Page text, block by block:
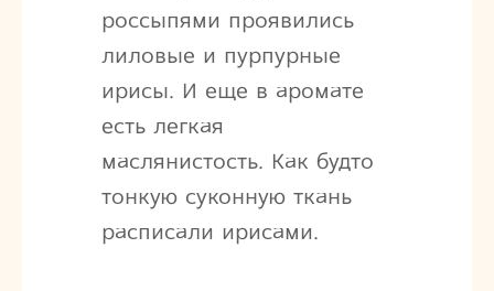
россыпями проявились
лиловые и пурпурные
ирисы. И еще в аромате
есть легкая
маслянистость. Как будто
тонкую суконную ткань
расписали ирисами.